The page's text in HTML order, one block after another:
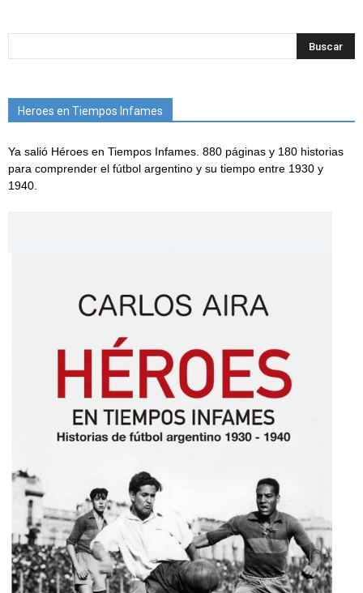
Heroes en Tiempos Infames
Ya salió Héroes en Tiempos Infames. 880 páginas y 180 historias
para comprender el fútbol argentino y su tiempo entre 1930 y
1940.